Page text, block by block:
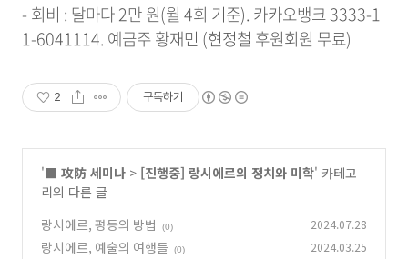
- 회비 : 달마다 2만 원(월 4회 기준). 카카오뱅크 3333-1
1-6041114. 예금주 황재민 (현정철 후원회원 무료)
2 구독하기
'■ 攻防 세미나 > [진행중] 랑시에르의 정치와 미학' 카테고
리의 다른 글
랑시에르, 평등의 방법
(0) 2024.07.28
랑시에르, 예술의 여행들 (0) 2024.03.25